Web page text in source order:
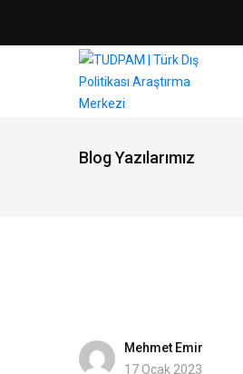
Blog Yazılarımız
Mehmet Emir
17 Ocak 2023